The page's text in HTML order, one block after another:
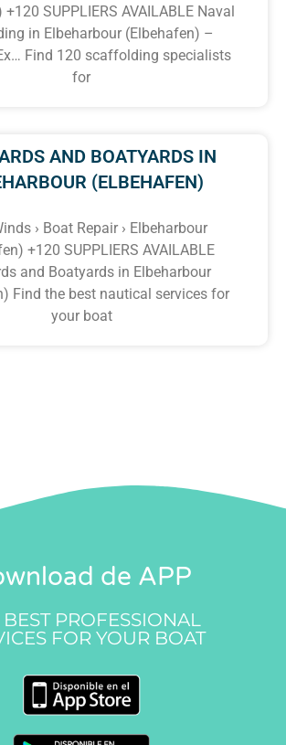
SUPPLIERS AVAILABLE Naval
in Elbeharbour (Elbehafen) –
Find 120 scaffolding specialists
for
AND BOATYARDS IN
(ELBEHAFEN)
› Boat Repair › Elbeharbour
+120 SUPPLIERS AVAILABLE
and Boatyards in Elbeharbour
Find the best nautical services for
your boat
de APP
PROFESSIONAL
FOR YOUR BOAT